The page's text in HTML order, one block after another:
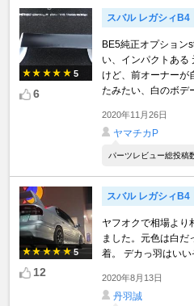
5
6
スバル レガシィB4
BE5純正オプション
い、インパクトある
けど、前オーナーが
たみたい、白のボデ
2020年11月26日
ヤマチカP
パーツレビュー総投稿
5
12
スバル レガシィB4
ヤフオクで相場より
ました。元色は白だ
着。 デカっ羽はいい
2020年8月13日
丹羽誠